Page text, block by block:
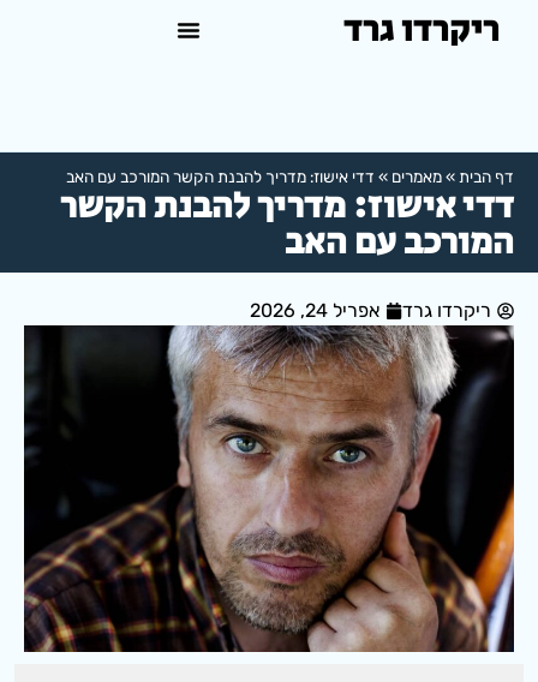
ריקרדו גרד
דף הבית »מאמרים » דדי אישוז: מדריך להבנת הקשר המורכב עם האב
דדי אישוז: מדריך להבנת הקשר
המורכב עם האב
ריקרדו גרד אפריל 24, 2026